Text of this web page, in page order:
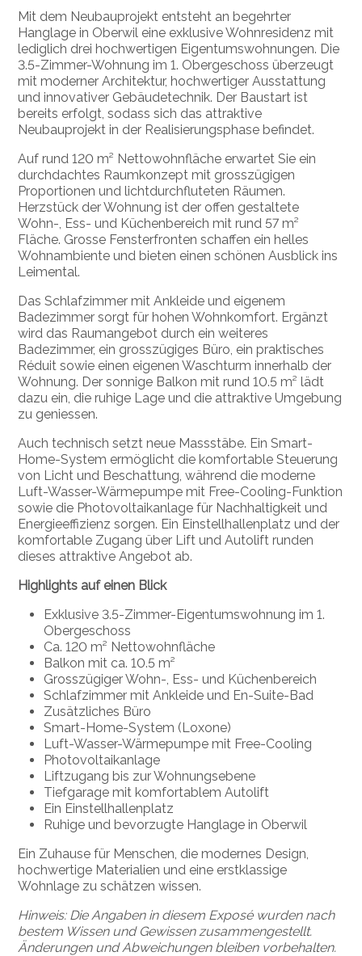
Mit dem Neubauprojekt entsteht an begehrter
Hanglage in Oberwil eine exklusive Wohnresidenz mit
lediglich drei hochwertigen Eigentumswohnungen. Die
3.5-Zimmer-Wohnung im 1. Obergeschoss überzeugt
mit moderner Architektur, hochwertiger Ausstattung
und innovativer Gebäudetechnik. Der Baustart ist
bereits erfolgt, sodass sich das attraktive
Neubauprojekt in der Realisierungsphase befindet.
Auf rund 120 m² Nettowohnfläche erwartet Sie ein
durchdachtes Raumkonzept mit grosszügigen
Proportionen und lichtdurchfluteten Räumen.
Herzstück der Wohnung ist der offen gestaltete
Wohn-, Ess- und Küchenbereich mit rund 57 m²
Fläche. Grosse Fensterfronten schaffen ein helles
Wohnambiente und bieten einen schönen Ausblick ins
Leimental.
Das Schlafzimmer mit Ankleide und eigenem
Badezimmer sorgt für hohen Wohnkomfort. Ergänzt
wird das Raumangebot durch ein weiteres
Badezimmer, ein grosszügiges Büro, ein praktisches
Réduit sowie einen eigenen Waschturm innerhalb der
Wohnung. Der sonnige Balkon mit rund 10.5 m² lädt
dazu ein, die ruhige Lage und die attraktive Umgebung
zu geniessen.
Auch technisch setzt neue Massstäbe. Ein Smart-
Home-System ermöglicht die komfortable Steuerung
von Licht und Beschattung, während die moderne
Luft-Wasser-Wärmepumpe mit Free-Cooling-Funktion
sowie die Photovoltaikanlage für Nachhaltigkeit und
Energieeffizienz sorgen. Ein Einstellhallenplatz und der
komfortable Zugang über Lift und Autolift runden
dieses attraktive Angebot ab.
Highlights auf einen Blick
Exklusive 3.5-Zimmer-Eigentumswohnung im 1.
Obergeschoss
Ca. 120 m² Nettowohnfläche
Balkon mit ca. 10.5 m²
Grosszügiger Wohn-, Ess- und Küchenbereich
Schlafzimmer mit Ankleide und En-Suite-Bad
Zusätzliches Büro
Smart-Home-System (Loxone)
Luft-Wasser-Wärmepumpe mit Free-Cooling
Photovoltaikanlage
Liftzugang bis zur Wohnungsebene
Tiefgarage mit komfortablem Autolift
Ein Einstellhallenplatz
Ruhige und bevorzugte Hanglage in Oberwil
Ein Zuhause für Menschen, die modernes Design,
hochwertige Materialien und eine erstklassige
Wohnlage zu schätzen wissen.
Hinweis: Die Angaben in diesem Exposé wurden nach
bestem Wissen und Gewissen zusammengestellt.
Änderungen und Abweichungen bleiben vorbehalten.